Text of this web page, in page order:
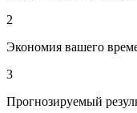
2
Экономия вашего
3
Прогнозируемый